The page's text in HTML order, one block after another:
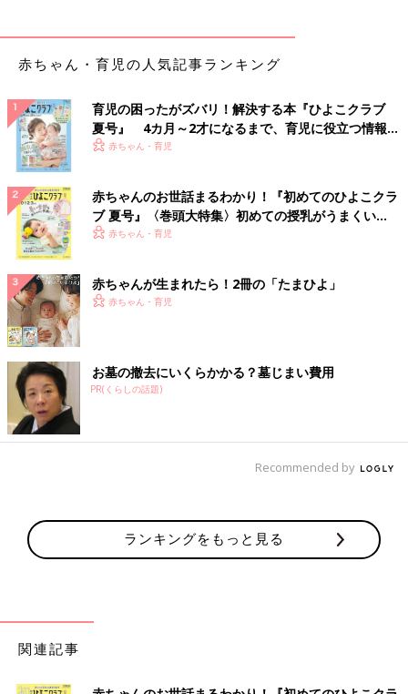
赤ちゃん・育児の人気記事ランキング
育児の困ったがズバリ！解決する本『ひよこクラブ
夏号』 4カ月～2才になるまで、育児に役立つ情報が
いっぱい！
赤ちゃん・育児
赤ちゃんのお世話まるわかり！『初めてのひよこクラ
ブ 夏号』〈巻頭大特集〉初めての授乳がうまくい
く！ おっぱい・ミルクの基本と夏のトラブル 解決テ
赤ちゃん・育児
赤ちゃんが生まれたら！2冊の「たまひよ」
赤ちゃん・育児
お墓の撤去にいくらかかる？墓じまい費用
PR(くらしの話題)
Recommended by
ランキングをもっと見る
関連記事